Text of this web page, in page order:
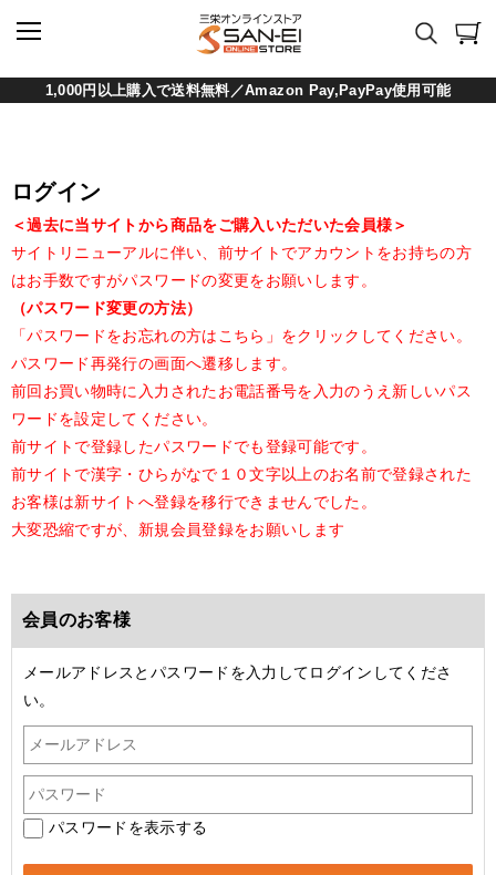
1,000円以上購入で送料無料／Amazon Pay,PayPay使用可能
ログイン
＜過去に当サイトから商品をご購入いただいた会員様＞
サイトリニューアルに伴い、前サイトでアカウントをお持ちの方
はお手数ですがパスワードの変更をお願いします。
（パスワード変更の方法）
「パスワードをお忘れの方はこちら」をクリックしてください。
パスワード再発行の画面へ遷移します。
前回お買い物時に入力されたお電話番号を入力のうえ新しいパス
ワードを設定してください。
前サイトで登録したパスワードでも登録可能です。
前サイトで漢字・ひらがなで１０文字以上のお名前で登録された
お客様は新サイトへ登録を移行できませんでした。
大変恐縮ですが、新規会員登録をお願いします
会員のお客様
メールアドレスとパスワードを入力してログインしてくださ
い。
パスワードを表示する